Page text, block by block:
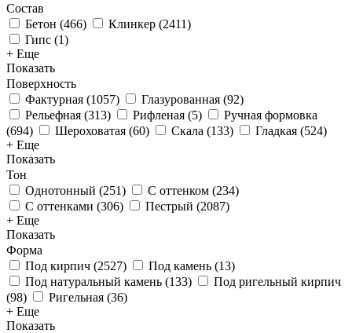
Состав
Бетон (466) Клинкер (2411)
Гипс (1)
+ Еще
Показать
Поверхность
Фактурная (1057) Глазурованная (92)
Рельефная (313) Рифленая (5)
Ручная формовка
(694) Шероховатая (60) Скала (133) Гладкая (524)
+ Еще
Показать
Тон
Однотонный (251) С оттенком (234)
С оттенками (306) Пестрый (2087)
+ Еще
Показать
Форма
Под кирпич (2527) Под камень (13)
Под натуральный камень (133)
Под ригельный кирпич
(98) Ригельная (36)
+ Еще
Показать